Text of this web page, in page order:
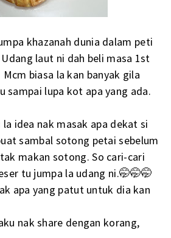
khazanah dunia dalam peti
laut ni dah beli masa 1st
biasa la kan banyak gila
sampai lupa kot apa yang ada.
la idea nak masak apa dekat si
sambal sotong petai sebelum
makan sotong. So cari-cari
tu jumpa la udang ni.🤭🤭🤭
apa yang patut untuk dia kan
nak share dengan korang,